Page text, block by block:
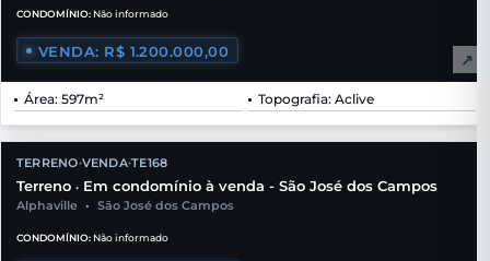
CONDOMÍNIO: Não informado
VENDA: R$ 1.200.000,00 ↗
Área: 597m² Topografia: Aclive
TERRENO•VENDA•TE168
Terreno • Em condomínio à venda - São José dos Campos
Alphaville • São José dos Campos
CONDOMÍNIO: Não informado